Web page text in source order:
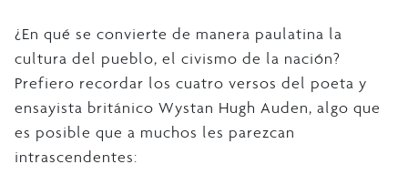
¿En qué se convierte de manera paulatina la
cultura del pueblo, el civismo de la nación?
Prefiero recordar los cuatro versos del poeta y
ensayista británico Wystan Hugh Auden, algo que
es posible que a muchos les parezcan
intrascendentes: